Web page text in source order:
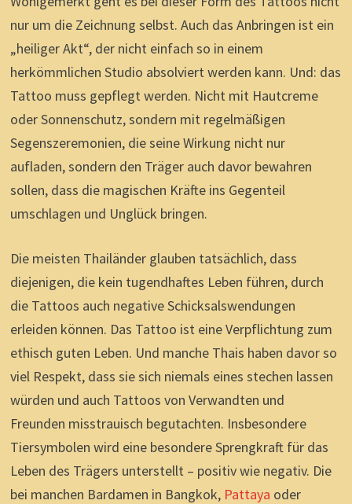
nur um die Zeichnung selbst. Auch das Anbringen ist ein
„heiliger Akt“, der nicht einfach so in einem
herkömmlichen Studio absolviert werden kann. Und: das
Tattoo muss gepflegt werden. Nicht mit Hautcreme
oder Sonnenschutz, sondern mit regelmäßigen
Segenszeremonien, die seine Wirkung nicht nur
aufladen, sondern den Träger auch davor bewahren
sollen, dass die magischen Kräfte ins Gegenteil
umschlagen und Unglück bringen.
Die meisten Thailänder glauben tatsächlich, dass
diejenigen, die kein tugendhaftes Leben führen, durch
die Tattoos auch negative Schicksalswendungen
erleiden können. Das Tattoo ist eine Verpflichtung zum
ethisch guten Leben. Und manche Thais haben davor so
viel Respekt, dass sie sich niemals eines stechen lassen
würden und auch Tattoos von Verwandten und
Freunden misstrauisch begutachten. Insbesondere
Tiersymbolen wird eine besondere Sprengkraft für das
Leben des Trägers unterstellt – positiv wie negativ. Die
bei manchen Bardamen in Bangkok, Pattaya oder